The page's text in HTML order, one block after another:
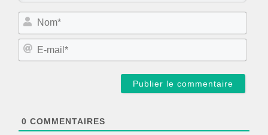
N
m
E
0 COMMENTAIRES